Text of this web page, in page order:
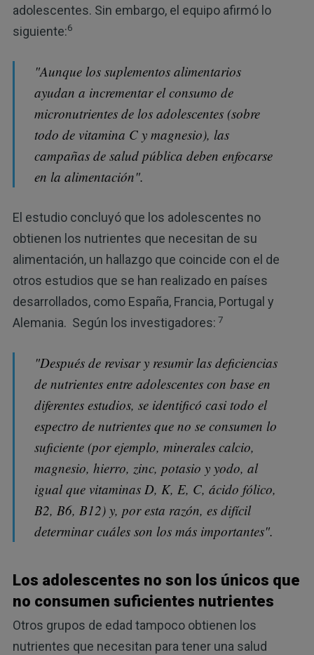
adolescentes. Sin embargo, el equipo afirmó lo
siguiente:6
"Aunque los suplementos alimentarios
ayudan a incrementar el consumo de
micronutrientes de los adolescentes (sobre
todo de vitamina C y magnesio), las
campañas de salud pública deben enfocarse
en la alimentación".
El estudio concluyó que los adolescentes no
obtienen los nutrientes que necesitan de su
alimentación, un hallazgo que coincide con el de
otros estudios que se han realizado en países
desarrollados, como España, Francia, Portugal y
Alemania. Según los investigadores: 7
"Después de revisar y resumir las deficiencias
de nutrientes entre adolescentes con base en
diferentes estudios, se identificó casi todo el
espectro de nutrientes que no se consumen lo
suficiente (por ejemplo, minerales calcio,
magnesio, hierro, zinc, potasio y yodo, al
igual que vitaminas D, K, E, C, ácido fólico,
B2, B6, B12) y, por esta razón, es difícil
determinar cuáles son los más importantes".
Los adolescentes no son los únicos que
no consumen suficientes nutrientes
Otros grupos de edad tampoco obtienen los
nutrientes que necesitan para tener una salud